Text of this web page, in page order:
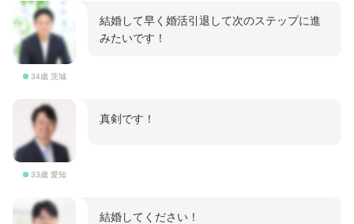
34歳 茨城
結婚して早く婚活引退して次のステップに進
みたいです！
33歳 愛知
真剣です！
結婚してください！